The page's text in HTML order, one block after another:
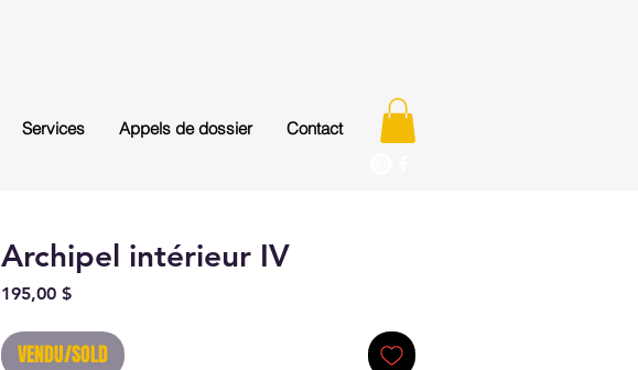
Services Appels de dossier Contact
Archipel intérieur IV
195,00 $Prix
VENDU/SOLD